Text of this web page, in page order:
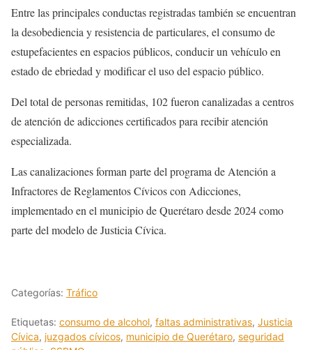
Entre las principales conductas registradas también se encuentran
la desobediencia y resistencia de particulares, el consumo de
estupefacientes en espacios públicos, conducir un vehículo en
estado de ebriedad y modificar el uso del espacio público.
Del total de personas remitidas, 102 fueron canalizadas a centros
de atención de adicciones certificados para recibir atención
especializada.
Las canalizaciones forman parte del programa de Atención a
Infractores de Reglamentos Cívicos con Adicciones,
implementado en el municipio de Querétaro desde 2024 como
parte del modelo de Justicia Cívica.
Categorías: Tráfico
Etiquetas: consumo de alcohol, faltas administrativas, Justicia
Cívica, juzgados cívicos, municipio de Querétaro, seguridad